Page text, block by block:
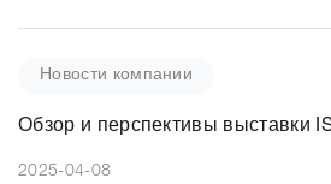
Новости компании
Обзор и перспективы выставки
2025-04-08